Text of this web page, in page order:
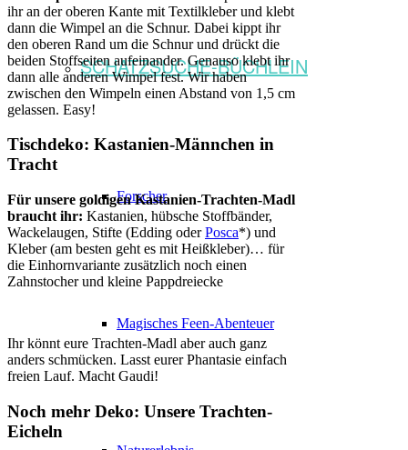
SCHATZSUCHE-BÜCHLEIN
Forscher
Magisches Feen-Abenteuer
ihr an der oberen Kante mit Textilkleber und klebt
dann die Wimpel an die Schnur. Dabei kippt ihr
den oberen Rand um die Schnur und drückt die
beiden Stoffseiten aufeinander. Genauso klebt ihr
dann alle anderen Wimpel fest. Wir haben
zwischen den Wimpeln einen Abstand von 1,5 cm
gelassen. Easy!
Tischdeko: Kastanien-Männchen in
Tracht
Für unsere goldigen Kastanien-Trachten-Madl
braucht ihr: Kastanien, hübsche Stoffbänder,
Wackelaugen, Stifte (Edding oderPosca*) und
Kleber (am besten geht es mit Heißkleber)… für
die Einhornvariante zusätzlich noch einen
Zahnstocher und kleine Pappdreiecke
Ihr könnt eure Trachten-Madl aber auch ganz
anders schmücken. Lasst eurer Phantasie einfach
freien Lauf. Macht Gaudi!
Noch mehr Deko: Unsere Trachten-
Eicheln